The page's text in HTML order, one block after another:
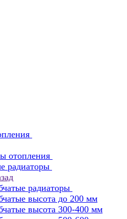
отопления
радиаторы
радиаторы
высота до 200 мм
высота 300-400 мм